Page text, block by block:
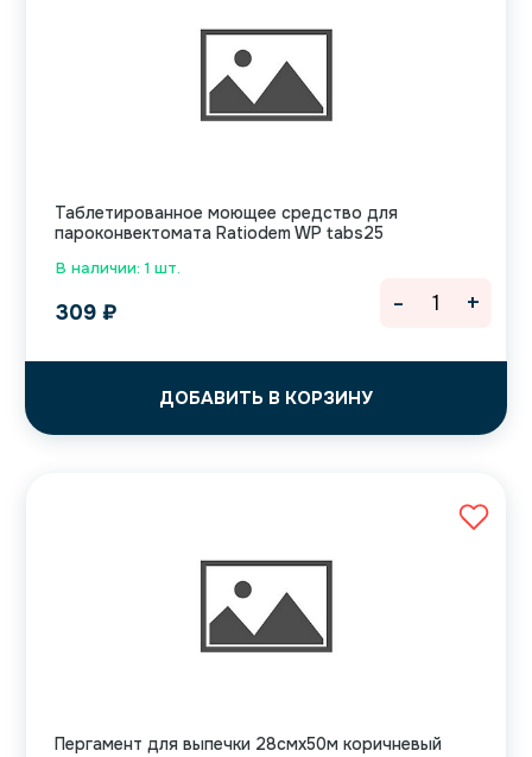
В наличии: 1 шт.
Таблетированное моющее средство для
пароконвектомата Ratiodem WP tabs25
309 ₽
ДОБАВИТЬ В КОРЗИНУ
- +
Пергамент для выпечки 28смх50м коричневый